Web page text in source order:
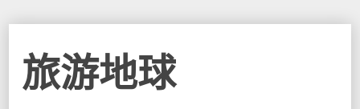
旅游地球